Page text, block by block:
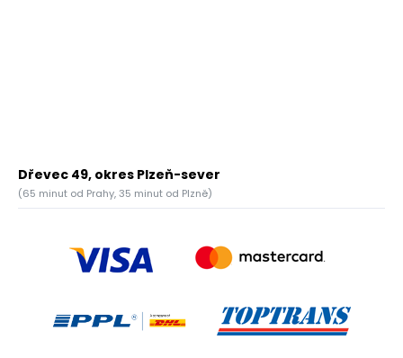
Dřevec 49, okres Plzeň-sever
(65 minut od Prahy, 35 minut od Plzně)